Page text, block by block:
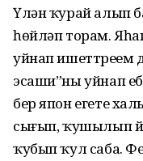
Үлән ҡурай алып
һөйләп торам. Яһап
уйнап ишеттреҙем
эсаши”ны уйнап
бер япон егете
сығып, ҡушылып
ҡубып ҡул саба.